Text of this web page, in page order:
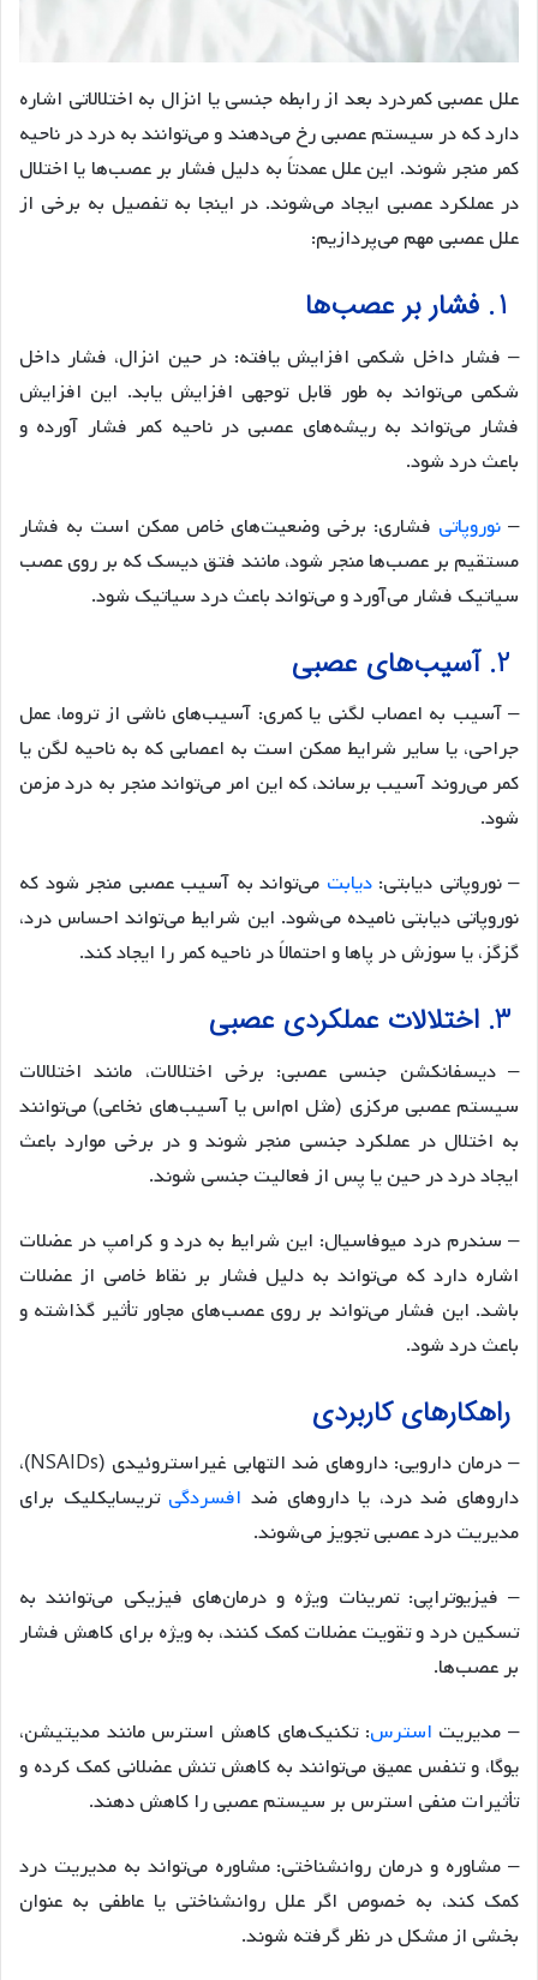
علل عصبی کمردرد بعد از رابطه جنسی یا انزال به اختلالاتی اشاره
دارد که در سیستم عصبی رخ می‌دهند و می‌توانند به درد در ناحیه
کمر منجر شوند. این علل عمدتاً به دلیل فشار بر عصب‌ها یا اختلال
در عملکرد عصبی ایجاد می‌شوند. در اینجا به تفصیل به برخی از
علل عصبی مهم می‌پردازیم:
– فشار داخل شکمی افزایش یافته: در حین انزال، فشار داخل
شکمی می‌تواند به طور قابل توجهی افزایش یابد. این افزایش
فشار می‌تواند به ریشه‌های عصبی در ناحیه کمر فشار آورده و
باعث درد شود.
– نوروپاتی فشاری: برخی وضعیت‌های خاص ممکن است به فشار
مستقیم بر عصب‌ها منجر شود، مانند فتق دیسک که بر روی عصب
سیاتیک فشار می‌آورد و می‌تواند باعث درد سیاتیک شود.
– آسیب به اعصاب لگنی یا کمری: آسیب‌های ناشی از تروما، عمل
جراحی، یا سایر شرایط ممکن است به اعصابی که به ناحیه لگن یا
کمر می‌روند آسیب برساند، که این امر می‌تواند منجر به درد مزمن
شود.
– نوروپاتی دیابتی:دیابت می‌تواند به آسیب عصبی منجر شود که
نوروپاتی دیابتی نامیده می‌شود. این شرایط می‌تواند احساس درد،
گزگز، یا سوزش در پاها و احتمالاً در ناحیه کمر را ایجاد کند.
– دیسفانکشن جنسی عصبی: برخی اختلالات، مانند اختلالات
سیستم عصبی مرکزی (مثل ام‌اس یا آسیب‌های نخاعی) می‌توانند
به اختلال در عملکرد جنسی منجر شوند و در برخی موارد باعث
ایجاد درد در حین یا پس از فعالیت جنسی شوند.
– سندرم درد میوفاسیال: این شرایط به درد و کرامپ در عضلات
اشاره دارد که می‌تواند به دلیل فشار بر نقاط خاصی از عضلات
باشد. این فشار می‌تواند بر روی عصب‌های مجاور تأثیر گذاشته و
باعث درد شود.
راهکارهای کاربردی
– درمان دارویی: داروهای ضد التهابی غیراستروئیدی (NSAIDs)،
داروهای ضد درد، یا داروهای ضد افسردگی تریسایکلیک برای
مدیریت درد عصبی تجویز می‌شوند.
– فیزیوتراپی: تمرینات ویژه و درمان‌های فیزیکی می‌توانند به
تسکین درد و تقویت عضلات کمک کنند، به ویژه برای کاهش فشار
بر عصب‌ها.
– مدیریت استرس: تکنیک‌های کاهش استرس مانند مدیتیشن،
یوگا، و تنفس عمیق می‌توانند به کاهش تنش عضلانی کمک کرده و
تأثیرات منفی استرس بر سیستم عصبی را کاهش دهند.
– مشاوره و درمان روانشناختی: مشاوره می‌تواند به مدیریت درد
کمک کند، به خصوص اگر علل روانشناختی یا عاطفی به عنوان
بخشی از مشکل در نظر گرفته شوند.